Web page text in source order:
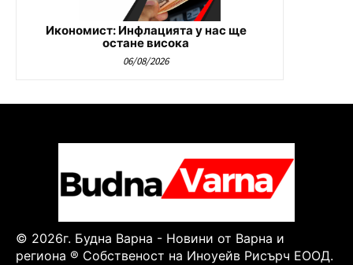
Икономист: Инфлацията у нас ще
остане висока
06/08/2026
© 2026г. Будна Варна - Новини от Варна и
региона ® Собственост на Иноуейв Рисърч ЕООД.